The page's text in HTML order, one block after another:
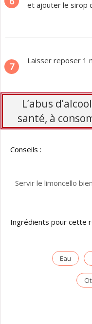
et ajouter le sirop
7
Laisser reposer 1
L’abus
santé, à
Conseils :
Servir le limoncello
Ingrédients pour cette
Eau